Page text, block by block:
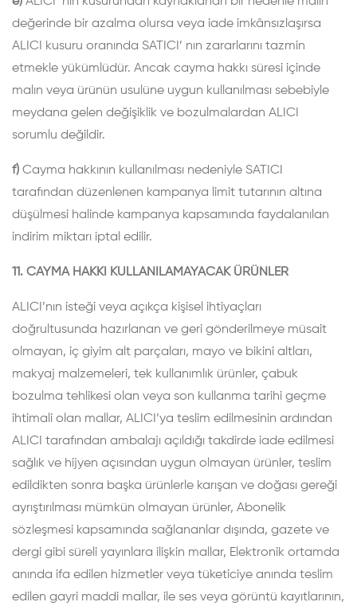
değerinde bir azalma olursa veya iade imkânsızlaşırsa
ALICI kusuru oranında SATICI’ nın zararlarını tazmin
etmekle yükümlüdür. Ancak cayma hakkı süresi içinde
malın veya ürünün usulüne uygun kullanılması sebebiyle
meydana gelen değişiklik ve bozulmalardan ALICI
sorumlu değildir.
f) Cayma hakkının kullanılması nedeniyle SATICI
tarafından düzenlenen kampanya limit tutarının altına
düşülmesi halinde kampanya kapsamında faydalanılan
indirim miktarı iptal edilir.
11. CAYMA HAKKI KULLANILAMAYACAK ÜRÜNLER
ALICI’nın isteği veya açıkça kişisel ihtiyaçları
doğrultusunda hazırlanan ve geri gönderilmeye müsait
olmayan, iç giyim alt parçaları, mayo ve bikini altları,
makyaj malzemeleri, tek kullanımlık ürünler, çabuk
bozulma tehlikesi olan veya son kullanma tarihi geçme
ihtimali olan mallar, ALICI’ya teslim edilmesinin ardından
ALICI tarafından ambalajı açıldığı takdirde iade edilmesi
sağlık ve hijyen açısından uygun olmayan ürünler, teslim
edildikten sonra başka ürünlerle karışan ve doğası gereği
ayrıştırılması mümkün olmayan ürünler, Abonelik
sözleşmesi kapsamında sağlananlar dışında, gazete ve
dergi gibi süreli yayınlara ilişkin mallar, Elektronik ortamda
anında ifa edilen hizmetler veya tüketiciye anında teslim
edilen gayri maddi mallar, ile ses veya görüntü kayıtlarının,